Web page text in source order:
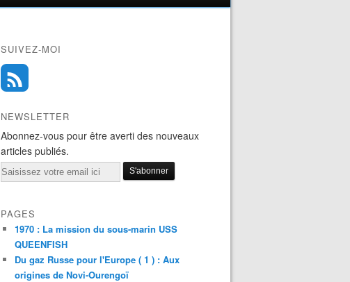
SUIVEZ-MOI
NEWSLETTER
Abonnez-vous pour être averti des nouveaux
articles publiés.
Email
PAGES
1970 : La mission du sous-marin USS
QUEENFISH
Du gaz Russe pour l'Europe ( 1 ) : Aux
origines de Novi-Ourengoï